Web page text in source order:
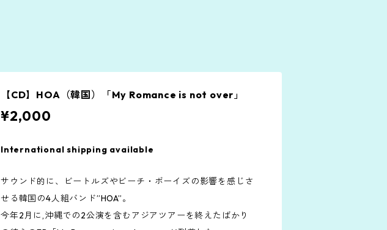
【CD】HOA（韓国）「My Romance is not over」
¥2,000
International shipping available
サウンド的に、ビートルズやビーチ・ボーイズの影響を感じさ
せる韓国の4人組バンド”HOA”。
今年2月に,沖縄での2公演を含むアジアツアーを終えたばかり